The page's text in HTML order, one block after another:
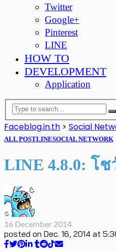
Twitter
Google+
Pinterest
LINE
HOW TO
DEVELOPMENT
Application
Faceblog.in.th > Social
ALL POSTLINESOCIAL NETWORK
LINE 4.8.0: โ
16 December 2014
posted on Dec. 16, 2014 at